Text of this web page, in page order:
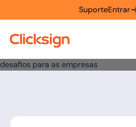
SuporteEntrar